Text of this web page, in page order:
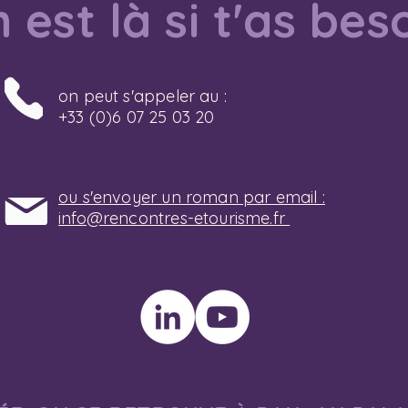
est là si t'as
on peut s'appeler au :
+33 (0)6 07 25 03 20
ou s'envoyer un roman par email :
info@rencontres-etourisme.fr